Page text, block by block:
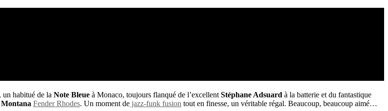
, un habitué de la Note Bleue à Monaco, toujours flanqué de l’excellent Stéphane Adsuard à la batterie et du fantastique
Fender Rhodes. Un moment de jazz-funk fusion tout en finesse, un véritable régal. Beaucoup, beaucoup aimé…